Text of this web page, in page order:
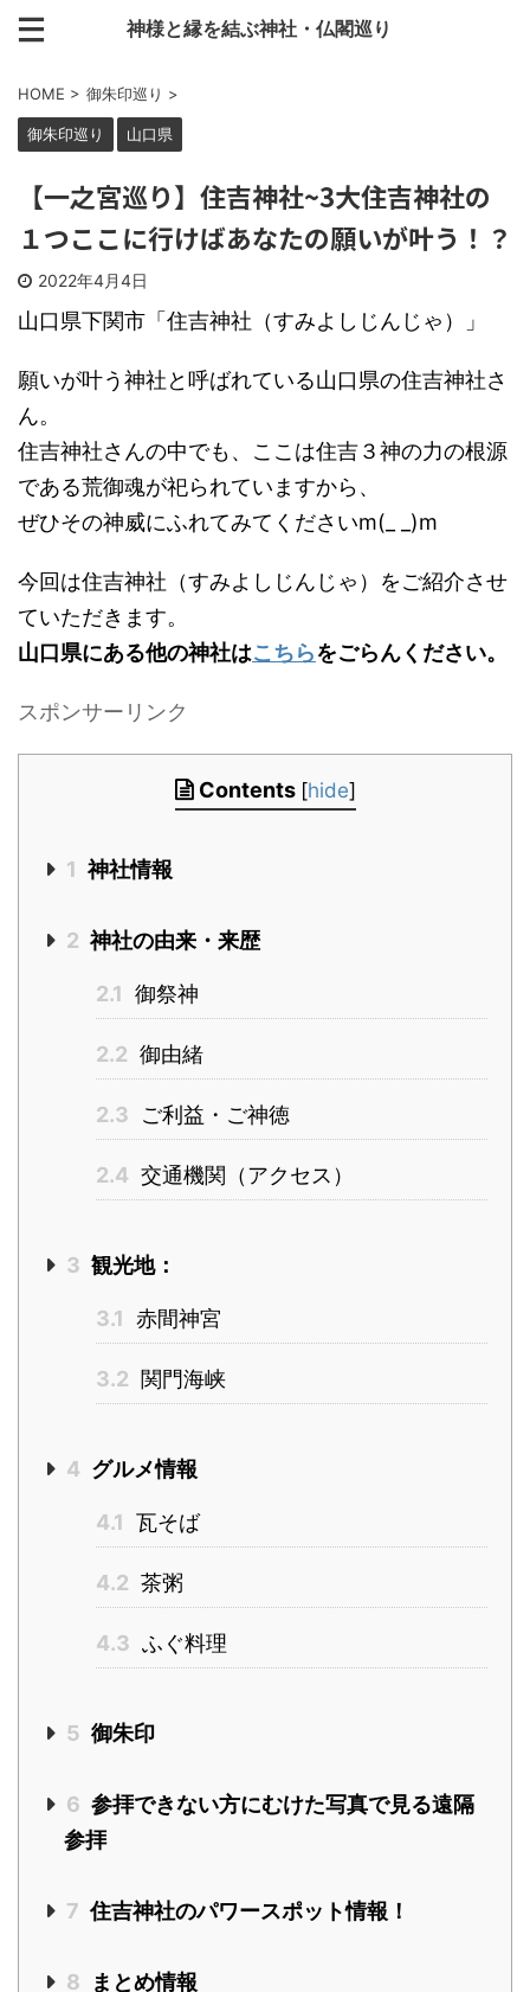
神様と縁を結ぶ神社・仏閣巡り
HOME > 御朱印巡り >
御朱印巡り 山口県
【一之宮巡り】住吉神社~3大住吉神社の
１つここに行けばあなたの願いが叶う！？
2022年4月4日
山口県下関市「住吉神社（すみよしじんじゃ）」
願いが叶う神社と呼ばれている山口県の住吉神社さ
ん。
住吉神社さんの中でも、ここは住吉３神の力の根源
である荒御魂が祀られていますから、
ぜひその神威にふれてみてくださいm(_ _)m
今回は住吉神社（すみよしじんじゃ）をご紹介させ
ていただきます。
山口県にある他の神社はこちらをごらんください。
スポンサーリンク
Contents [hide]
1 神社情報
2 神社の由来・来歴
2.1 御祭神
2.2 御由緒
2.3 ご利益・ご神徳
2.4 交通機関（アクセス）
3 観光地：
3.1 赤間神宮
3.2 関門海峡
4 グルメ情報
4.1 瓦そば
4.2 茶粥
4.3 ふぐ料理
5 御朱印
6 参拝できない方にむけた写真で見る遠隔
参拝
7 住吉神社のパワースポット情報！
8 まとめ情報